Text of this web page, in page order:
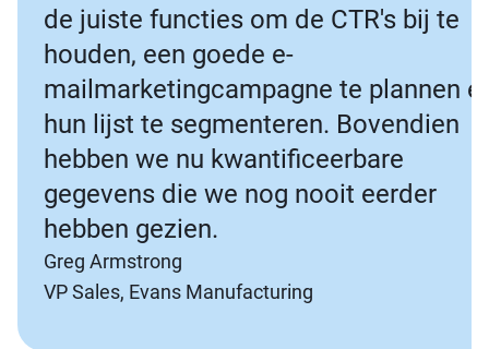
de juiste functies om de CTR's bij te
houden, een goede e-
mailmarketingcampagne te plannen
hun lijst te segmenteren. Bovendien
hebben we nu kwantificeerbare
gegevens die we nog nooit eerder
hebben gezien.
Greg Armstrong
VP Sales, Evans Manufacturing